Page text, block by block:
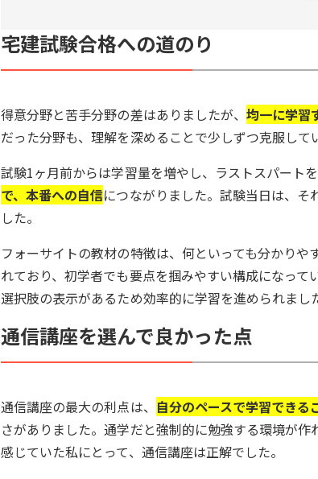
宅建試験合格への道のり
得意分野と苦手分野の差はありましたが、 均一に学習
だった分野も、理解を深めることで少しずつ克服して
試験1ヶ月前からは学習量を増やし、ラストスパートを
で、本番への自信につながりました。試験当日は、
した。
フォーサイトの教材の特徴は、何といっても分かり
れており、初学者でも要点を掴みやすい構成になっ
選択肢の表示があるため効率的に学習を進められまし
通信講座を選んで良かった点
通信講座の最大の利点は、 自分のペースで学習できる
さがありました。通学だと強制的に勉強する環境が
感じていた私にとって、通信講座は正解でした。